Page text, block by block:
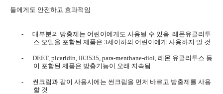
들에게도 안전하고 효과적임
- 대부분의 방충제는 어린이에게도 사용될 수 있음.레몬유클리투
스 오일을 포함된 제품은 3세이하의 어린이에게 사용하지 말 것 .
- DEET, picaridin, IR3535, para-menthane-diol,레몬 유클리투스 등
이 포함된 제품은 방충기능이 오래 지속됨
-
썬크림과 같이 사용시에는 썬크림을 먼저 바르고 방충제를 사용
할 것